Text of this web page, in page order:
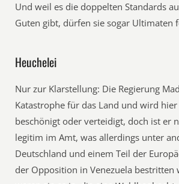
Und weil es die doppelten Standards
Guten gibt, dürfen sie sogar Ultimaten
Heuchelei
Nur zur Klarstellung: Die Regierung
Katastrophe für das Land und wird
beschönigt oder verteidigt, doch ist er
legitim im Amt, was allerdings unter
Deutschland und einem Teil der
der Opposition in Venezuela bestritten